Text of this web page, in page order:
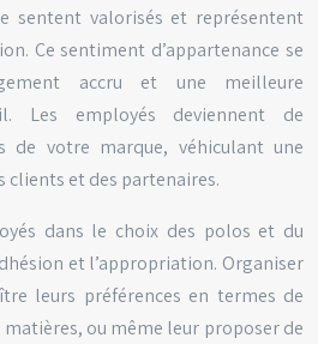
sentent valorisés et représentent
Ce sentiment d’appartenance se
accru et une meilleure
Les employés deviennent de
de votre marque, véhiculant une
clients et des partenaires.
dans le choix des polos et du
et l’appropriation. Organiser
leurs préférences en termes de
matières, ou même leur proposer de